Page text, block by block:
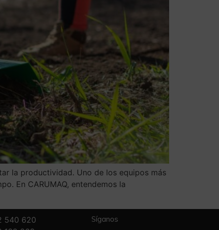
la productividad. Uno de los equipos más
En CARUMAQ, entendemos la
540 620
Síganos